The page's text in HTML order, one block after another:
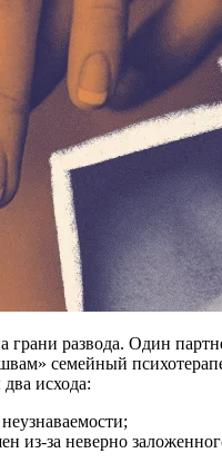
грани развода. Один
семейный
исхода:
из-за неверно